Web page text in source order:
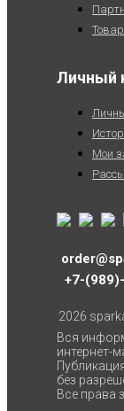
Личный
Мои
+7-
2026
Вся
интернет-
без
Все права